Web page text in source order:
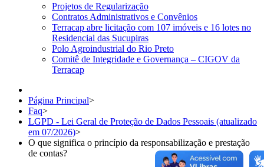
Projetos de Regularização
Contratos Administrativos e Convênios
Terracap abre licitação com 107 imóveis e 16 lotes no
Residencial das Sucupiras
Polo Agroindustrial do Rio Preto
Comitê de Integridade e Governança – CIGOV da
Terracap
Página Principal>
Faq>
LGPD - Lei Geral de Proteção de Dados Pessoais (atualizado
em 07/2026)>
O que significa o princípio da responsabilização e prestação
de contas?